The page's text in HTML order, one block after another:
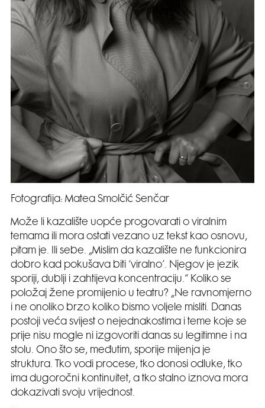
Fotografija: Matea Smolčić Senčar
Može li kazalište uopće progovarati o viralnim
temama ili mora ostati vezano uz tekst kao osnovu,
pitam je. Ili sebe. „Mislim da kazalište ne funkcionira
dobro kad pokušava biti ‘viralno’. Njegov je jezik
sporiji, dublji i zahtijeva koncentraciju.“ Koliko se
položaj žene promijenio u teatru? „Ne ravnomjerno
i ne onoliko brzo koliko bismo voljele misliti. Danas
postoji veća svijest o nejednakostima i teme koje se
prije nisu mogle ni izgovoriti danas su legitimne i na
stolu. Ono što se, međutim, sporije mijenja je
struktura. Tko vodi procese, tko donosi odluke, tko
ima dugoročni kontinuitet, a tko stalno iznova mora
dokazivati svoju vrijednost.